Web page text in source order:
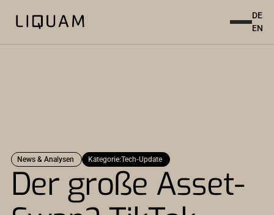
DE
EN
News & Analysen Kategorie:Tech-Update
Der große Asset-